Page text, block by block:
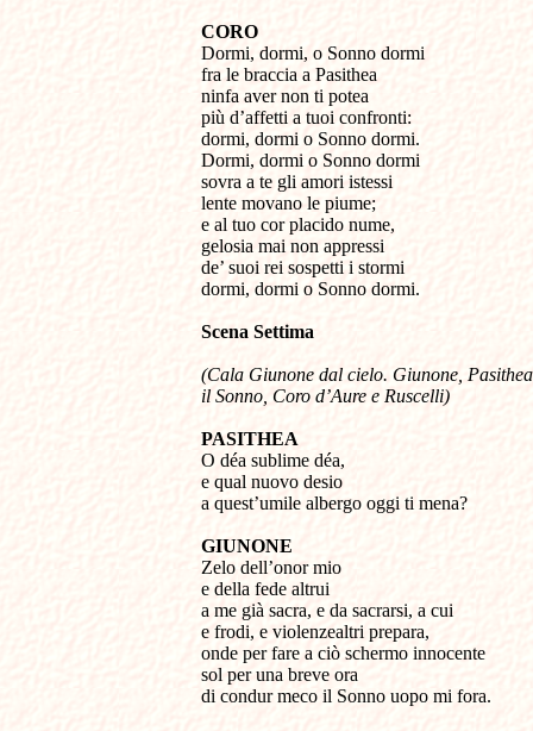
CORO
Dormi, dormi, o Sonno dormi
fra le braccia a Pasithea
ninfa aver non ti potea
più d’affetti a tuoi confronti:
dormi, dormi o Sonno dormi.
Dormi, dormi o Sonno dormi
sovra a te gli amori istessi
lente movano le piume;
e al tuo cor placido nume,
gelosia mai non appressi
de’ suoi rei sospetti i stormi
dormi, dormi o Sonno dormi.
Scena Settima
(Cala Giunone dal cielo. Giunone,
il Sonno, Coro d’Aure e Ruscelli)
PASITHEA
O déa sublime déa,
e qual nuovo desio
a quest’umile albergo oggi ti mena?
GIUNONE
Zelo dell’onor mio
e della fede altrui
a me già sacra, e da sacrarsi, a cui
e frodi, e violenzealtri prepara,
onde per fare a ciò schermo innocente
sol per una breve ora
di condur meco il Sonno uopo mi fora.